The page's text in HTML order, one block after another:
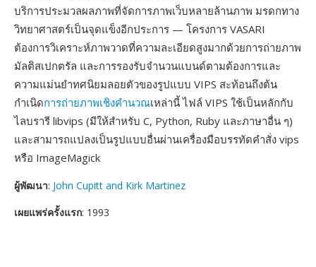
บริการประมวลผลภาพที่จัดการภาพเว็บหลายล้านภาพ มรดกทาง
วิทยาศาสตร์เป็นจุดแข็งอีกประการ — โครงการ VASARI
ต้องการวิเคราะห์ภาพวาดที่ความละเอียดสูงมากด้วยการถ่ายภาพ
มัลติสเปกตรัล และการรองรับจำนวนแบนด์ตามต้องการและ
ความแม่นยำทศนิยมลอยตัวของรูปแบบ VIPS สะท้อนถึงต้น
กำเนิดการถ่ายภาพเชิงคำนวณเหล่านี้ ไฟล์ VIPS ใช้เป็นหลักกับ
ไลบรารี libvips (มีให้สำหรับ C, Python, Ruby และภาษาอื่น ๆ)
และสามารถแปลงเป็นรูปแบบอื่นผ่านเครื่องมือบรรทัดคำสั่ง vips
หรือ ImageMagick
ผู้พัฒนา: John Cupitt and Kirk Martinez
เผยแพร่ครั้งแรก: 1993